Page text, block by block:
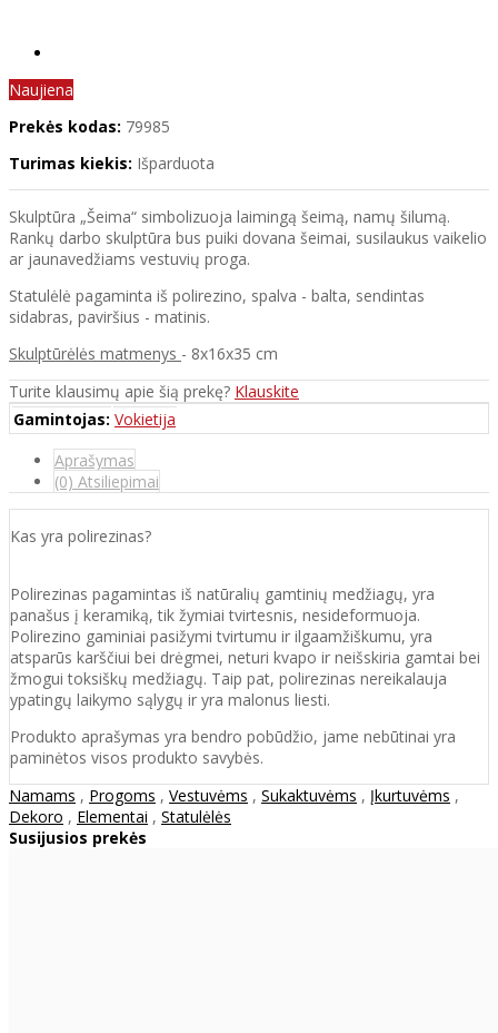
Naujiena
Prekės kodas: 79985
Turimas kiekis: Išparduota
Skulptūra „Šeima“ simbolizuoja laimingą šeimą, namų šilumą.
Rankų darbo skulptūra bus puiki dovana šeimai, susilaukus vaikelio
ar jaunavedžiams vestuvių proga.
Statulėlė pagaminta iš polirezino, spalva - balta, sendintas
sidabras, paviršius - matinis.
Skulptūrėlės matmenys - 8x16x35 cm
Turite klausimų apie šią prekę? Klauskite
Gamintojas: Vokietija
Aprašymas
(0) Atsiliepimai
Kas yra polirezinas?
Polirezinas pagamintas iš natūralių gamtinių medžiagų, yra
panašus į keramiką, tik žymiai tvirtesnis, nesideformuoja.
Polirezino gaminiai pasižymi tvirtumu ir ilgaamžiškumu, yra
atsparūs karščiui bei drėgmei, neturi kvapo ir neišskiria gamtai bei
žmogui toksiškų medžiagų. Taip pat, polirezinas nereikalauja
ypatingų laikymo sąlygų ir yra malonus liesti.
Produkto aprašymas yra bendro pobūdžio, jame nebūtinai yra
paminėtos visos produkto savybės.
Namams , Progoms , Vestuvėms , Sukaktuvėms , Įkurtuvėms ,
Dekoro , Elementai , Statulėlės
Susijusios prekės